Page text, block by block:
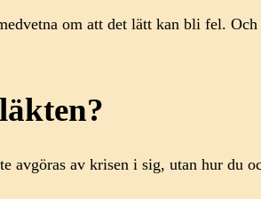
om att det lätt kan bli fel.
av krisen i sig, utan hur du